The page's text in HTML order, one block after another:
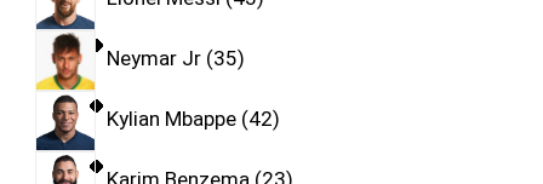
Neymar Jr 35
Kylian Mbappe 42